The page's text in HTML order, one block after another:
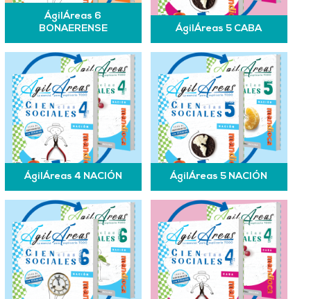
ÁgilÁreas 6
BONAERENSE
ÁgilÁreas 5 CABA
ÁgilÁreas 4 NACIÓN ÁgilÁreas 5 NACIÓN